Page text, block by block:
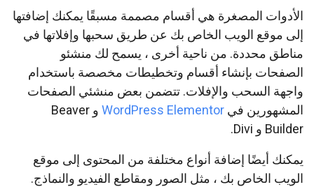
الأدوات المصغرة هي أقسام مصممة مسبقًا يمكنك إضافتها
إلى موقع الويب الخاص بك عن طريق سحبها وإفلاتها في
مناطق محددة. من ناحية أخرى ، يسمح لك منشئو
الصفحات بإنشاء أقسام وتخطيطات مخصصة باستخدام
واجهة السحب والإفلات. تتضمن بعض منشئي الصفحات
المشهورين في WordPress Elementor
و Beaver
Builder و Divi.
يمكنك أيضًا إضافة أنواع مختلفة من المحتوى إلى موقع
الويب الخاص بك ، مثل الصور ومقاطع الفيديو والنماذج.